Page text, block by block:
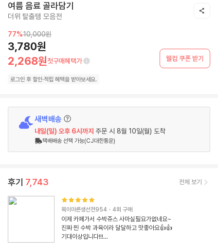
여름 음료 골라담기
더위 탈출템 모음전
77%10,000원
3,780원
2,268원첫구매혜택가 웰컴 쿠폰 받기
로그인 후 할인·적립 혜택을 받아보세요.
새벽배송
내일(일) 오후 6시 까지 주문 시 8월 10일(월) 도착
택배배송 선택 가능(CJ대한통운)
후기 7,743 전체 보기
목이마른생선전954 · 4회 구매
이제 카페가서 수박쥬스 사마실필요가없네요~
진짜 찐 수박 과육이라 달달하고 맛좋아요👍👍
기대이상입니다!!!